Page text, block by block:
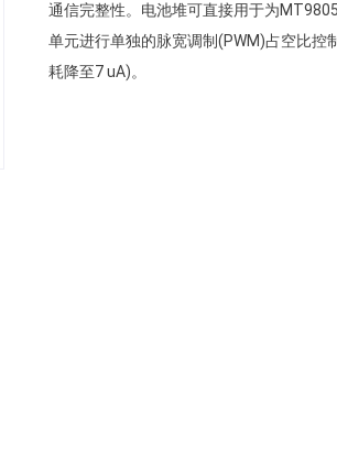
通信完整性。电池堆可直接用于为
单元进行单独的脉宽调制(PWM)占空比控
耗降至7 uA)。